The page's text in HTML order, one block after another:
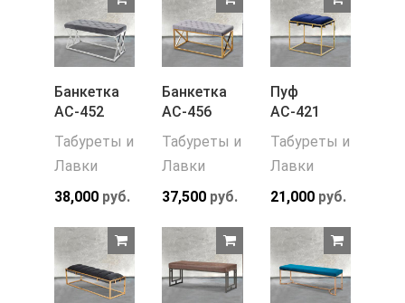
Банкетка
АС-452
Табуреты и
Лавки
38,000 руб.
Банкетка
АС-456
Табуреты и
Лавки
37,500 руб.
Пуф
АС-421
Табуреты и
Лавки
21,000руб.